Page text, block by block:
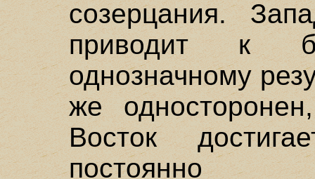
созерцания.
приводит к
однозначному
же
Восток
постоянно